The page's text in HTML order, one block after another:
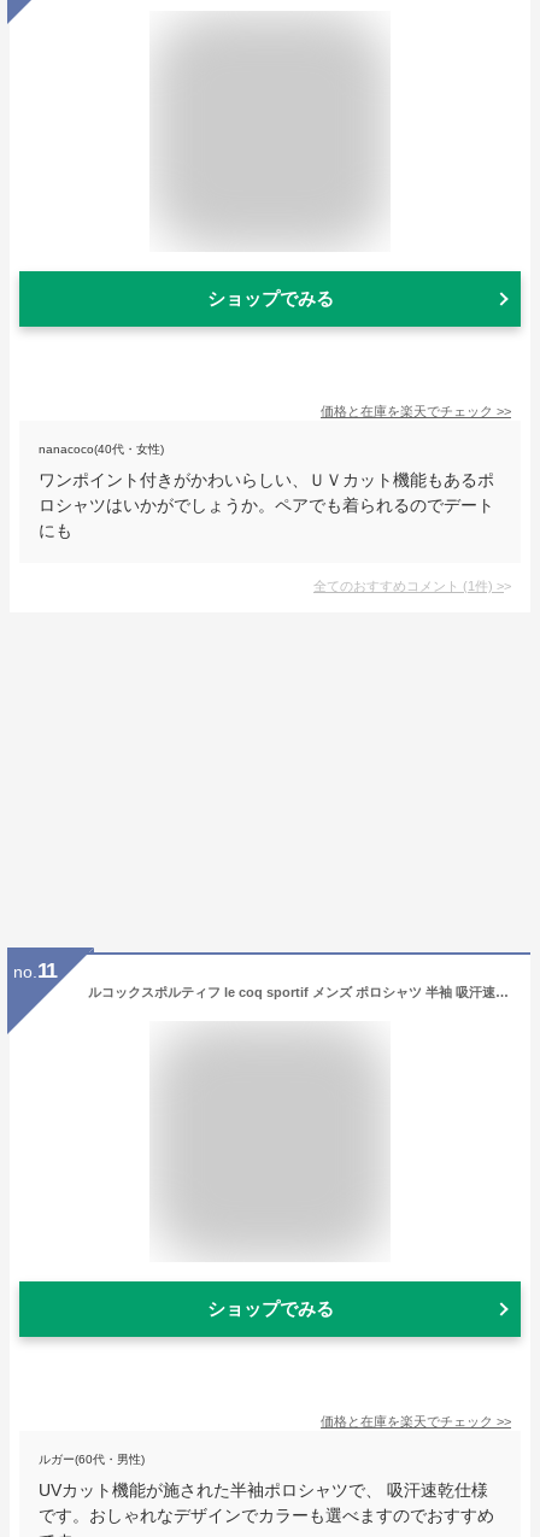
ショップでみる
価格と在庫を楽天でチェック >>
nanacoco(40代・女性)
ワンポイント付きがかわいらしい、ＵＶカット機能もあるポ
ロシャツはいかがでしょうか。ペアでも着られるのでデート
にも
全てのおすすめコメント (1件) >
no. 11
ルコックスポルティフ le coq sportif メンズ ポロシャツ 半袖 吸汗速乾 UVカット リサイクル エコペット素材 ロゴ刺繍 S～3L ゴルフウェア
ショップでみる
価格と在庫を楽天でチェック >>
ルガー(60代・男性)
UVカット機能が施された半袖ポロシャツで、 吸汗速乾仕様
です。おしゃれなデザインでカラーも選べますのでおすすめ